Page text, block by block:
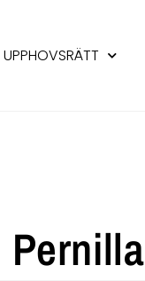
UPPHOVSRÄTT
Pernilla